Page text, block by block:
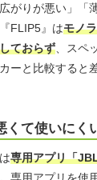
がりが悪い」「
FLIP5』はモノ
ておらず 、スペ
ーと比較すると
くて使いにく
専用アプリ「
専用アプリを使